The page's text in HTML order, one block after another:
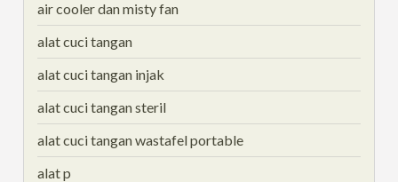
air cooler dan misty fan
alat cuci tangan
alat cuci tangan injak
alat cuci tangan steril
alat cuci tangan wastafel portable
alat p